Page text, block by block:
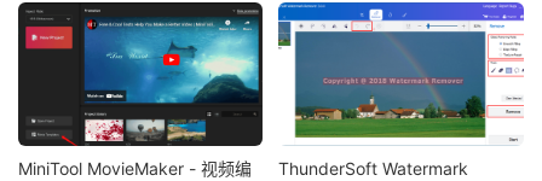
MiniTool MovieMaker - 视频编
ThunderSoft Watermark